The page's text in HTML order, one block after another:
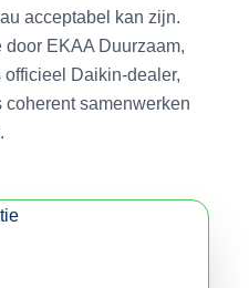
acceptabel kan zijn.
EKAA Duurzaam,
Daikin-dealer,
samenwerken